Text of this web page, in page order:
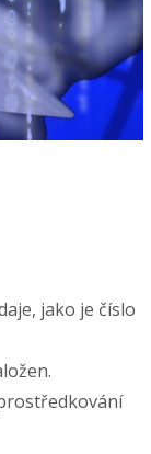
jako je číslo